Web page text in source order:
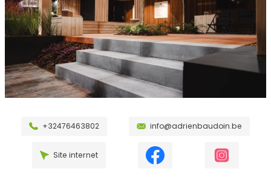
+32476463802 info@adrienbaudoin.be
Site internet